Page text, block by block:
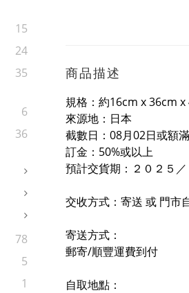
15
24
35
6
36
78
5
1
商品描述
規格：約16cm x 36cm x
來源地：日本
截數日：08月02日或額
訂金：50%或以上
預計交貨期：２０２５／
交收方式：寄送 或 門市
寄送方式：
郵寄/順豐運費到付
自取地點：